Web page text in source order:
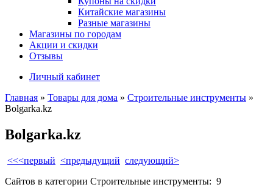
Китайские магазины
Разные магазины
Магазины по городам
Акции и скидки
Отзывы
Личный кабинет
Главная » Товары для дома » Строительные инструменты »
Bolgarka.kz
Bolgarka.kz
<<<первый <предыдущий следующий>
Сайтов в категории Строительные инструменты: 9